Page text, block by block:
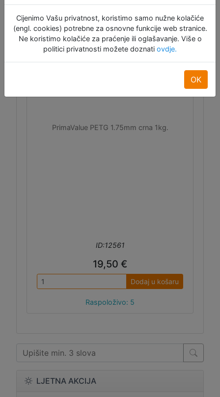
LJETNA AKCIJA
PrimaValue PETG 1.75mm crna 1kg.
ID:12561
19,50 €
Dodaj u košaru
Raspoloživo: 5
Cijenimo Vašu privatnost, koristimo samo nužne kolačiće
(engl. cookies) potrebne za osnovne funkcije web stranice.
Ne koristimo kolačiće za praćenje ili oglašavanje. Više o
politici privatnosti možete doznati ovdje.
OK